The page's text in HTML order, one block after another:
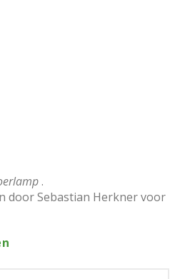
.
door Sebastian Herkner voor